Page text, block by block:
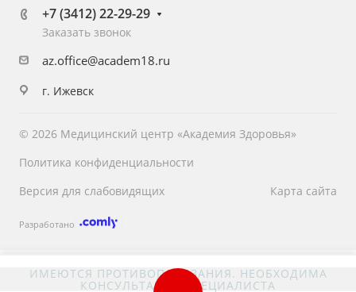
+7 (3412) 22-29-29
Заказать звонок
az.office@academ18.ru
г. Ижевск
© 2026 Медицинский центр «Академия Здоровья»
Политика конфиденциальности
Версия для слабовидящих
Карта сайта
Разработано
ИМЕЮТСЯ ПРОТИВОПОКАЗАНИЯ. НЕОБХОДИМА
КОНСУЛЬТАЦИЯ СПЕЦИАЛИСТА